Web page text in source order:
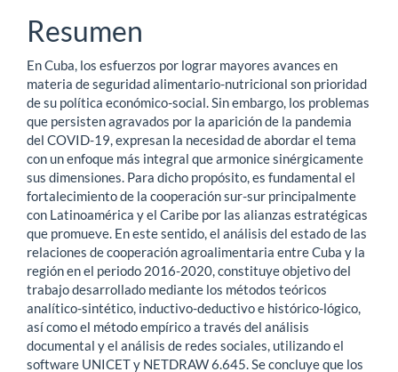
artículo
Resumen
En Cuba, los esfuerzos por lograr mayores avances en
materia de seguridad alimentario-nutricional son prioridad
de su política económico-social. Sin embargo, los problemas
que persisten agravados por la aparición de la pandemia
del COVID-19, expresan la necesidad de abordar el tema
con un enfoque más integral que armonice sinérgicamente
sus dimensiones. Para dicho propósito, es fundamental el
fortalecimiento de la cooperación sur-sur principalmente
con Latinoamérica y el Caribe por las alianzas estratégicas
que promueve. En este sentido, el análisis del estado de las
relaciones de cooperación agroalimentaria entre Cuba y la
región en el periodo 2016-2020, constituye objetivo del
trabajo desarrollado mediante los métodos teóricos
analítico-sintético, inductivo-deductivo e histórico-lógico,
así como el método empírico a través del análisis
documental y el análisis de redes sociales, utilizando el
software UNICET y NETDRAW 6.645. Se concluye que los